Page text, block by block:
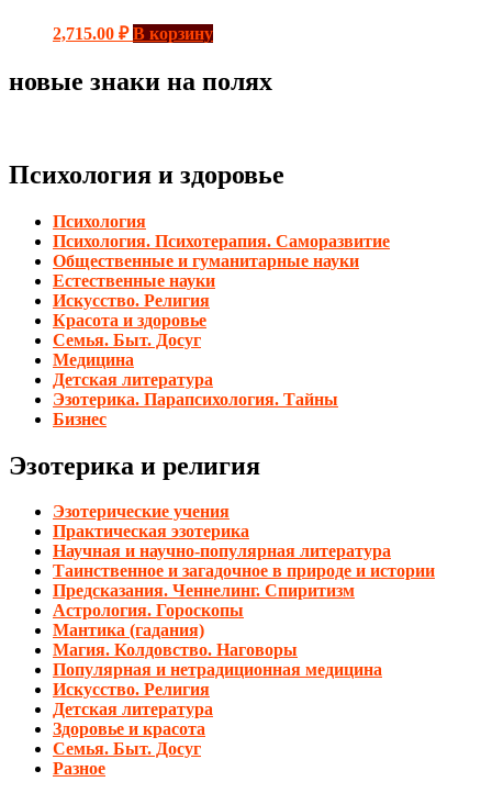
2,715.00 ₽ В корзину
новые знаки на полях
Психология и здоровье
Психология
Психология. Психотерапия. Саморазвитие
Общественные и гуманитарные науки
Естественные науки
Искусство. Религия
Красота и здоровье
Семья. Быт. Досуг
Медицина
Детская литература
Эзотерика. Парапсихология. Тайны
Бизнес
Эзотерика и религия
Эзотерические учения
Практическая эзотерика
Научная и научно-популярная литература
Таинственное и загадочное в природе и истории
Предсказания. Ченнелинг. Спиритизм
Астрология. Гороскопы
Мантика (гадания)
Магия. Колдовство. Наговоры
Популярная и нетрадиционная медицина
Искусство. Религия
Детская литература
Здоровье и красота
Семья. Быт. Досуг
Разное